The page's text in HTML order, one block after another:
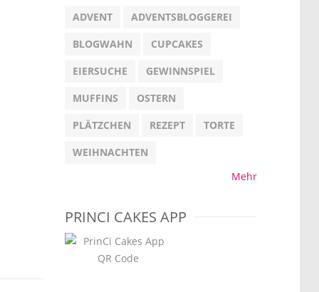
ADVENT
ADVENTSBLOGGEREI
BLOGWAHN
CUPCAKES
EIERSUCHE
GEWINNSPIEL
MUFFINS
OSTERN
PLÄTZCHEN
REZEPT
TORTE
WEIHNACHTEN
Mehr
PRINCI CAKES APP